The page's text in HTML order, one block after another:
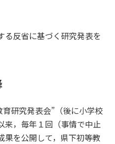
る反省に基づく研究発表を
研究発表会”（後に小学校
来，毎年１回（事情で中止
果を公開して，県下初等教